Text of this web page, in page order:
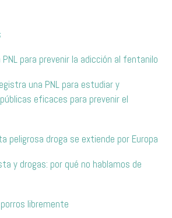
PNL para prevenir la adicción al fentanilo
una PNL para estudiar y
eficaces para prevenir el
peligrosa droga se extiende por Europa
y drogas: por qué no hablamos de
libremente